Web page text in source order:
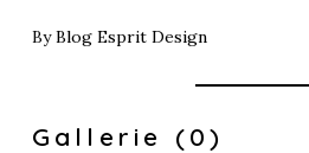
ByBlog Esprit Design
Gallerie (0)